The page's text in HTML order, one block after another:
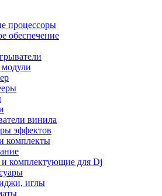
процессоры
обеспечение
винила
эффектов
комплекты
и комплектующие для Dj
иглы